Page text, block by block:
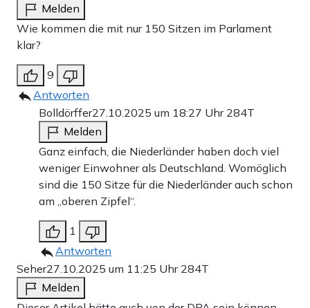
Melden
Wie kommen die mit nur 150 Sitzen im Parlament
klar?
9
Antworten
Bolldörffer27.10.2025 um 18:27 Uhr 284T
Melden
Ganz einfach, die Niederländer haben doch viel
weniger Einwohner als Deutschland. Womöglich
sind die 150 Sitze für die Niederländer auch schon
am „oberen Zipfel“.
1
Antworten
Seher27.10.2025 um 11:25 Uhr 284T
Melden